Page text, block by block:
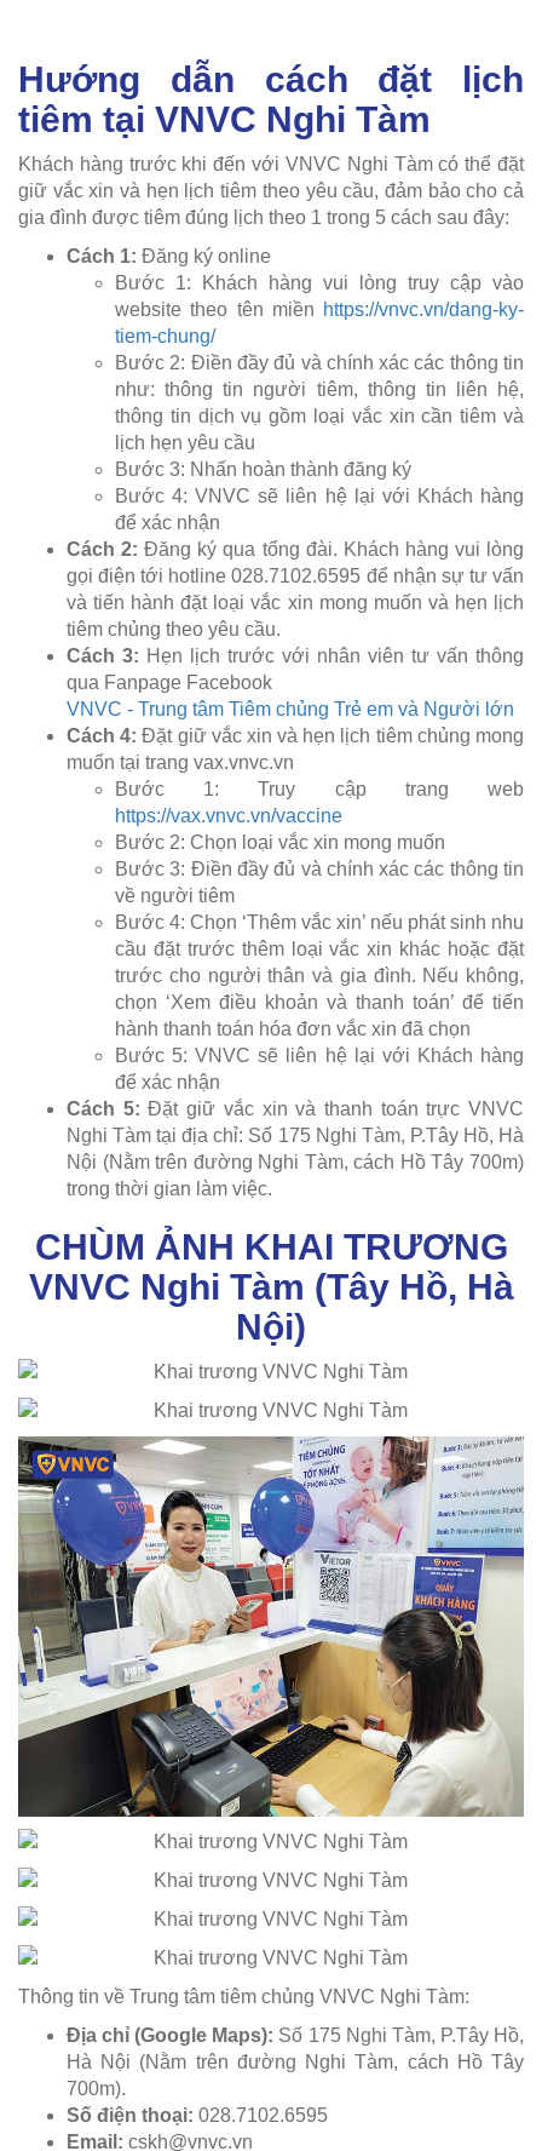
Hướng dẫn cách đặt lịch
tiêm tại VNVC Nghi Tàm
Khách hàng trước khi đến với VNVC Nghi Tàm có thể đặt
giữ vắc xin và hẹn lịch tiêm theo yêu cầu, đảm bảo cho cả
gia đình được tiêm đúng lịch theo 1 trong 5 cách sau đây:
Cách 1: Đăng ký online
Bước 1: Khách hàng vui lòng truy cập vào
website theo tên miền https://vnvc.vn/dang-ky-
tiem-chung/
Bước 2: Điền đầy đủ và chính xác các thông tin
như: thông tin người tiêm, thông tin liên hệ,
thông tin dịch vụ gồm loại vắc xin cần tiêm và
lịch hẹn yêu cầu
Bước 3: Nhấn hoàn thành đăng ký
Bước 4: VNVC sẽ liên hệ lại với Khách hàng
để xác nhận
Cách 2: Đăng ký qua tổng đài. Khách hàng vui lòng
gọi điện tới hotline 028.7102.6595 để nhận sự tư vấn
và tiến hành đặt loại vắc xin mong muốn và hẹn lịch
tiêm chủng theo yêu cầu.
Cách 3: Hẹn lịch trước với nhân viên tư vấn thông
qua Fanpage Facebook
VNVC - Trung tâm Tiêm chủng Trẻ em và Người lớn
Cách 4: Đặt giữ vắc xin và hẹn lịch tiêm chủng mong
muốn tại trang vax.vnvc.vn
Bước 1: Truy cập trang web
https://vax.vnvc.vn/vaccine
Bước 2: Chọn loại vắc xin mong muốn
Bước 3: Điền đầy đủ và chính xác các thông tin
về người tiêm
Bước 4: Chọn ‘Thêm vắc xin’ nếu phát sinh nhu
cầu đặt trước thêm loại vắc xin khác hoặc đặt
trước cho người thân và gia đình. Nếu không,
chọn ‘Xem điều khoản và thanh toán’ để tiến
hành thanh toán hóa đơn vắc xin đã chọn
Bước 5: VNVC sẽ liên hệ lại với Khách hàng
để xác nhận
Cách 5: Đặt giữ vắc xin và thanh toán trực VNVC
Nghi Tàm tại địa chỉ: Số 175 Nghi Tàm, P.Tây Hồ, Hà
Nội (Nằm trên đường Nghi Tàm, cách Hồ Tây 700m)
trong thời gian làm việc.
CHÙM ẢNH KHAI TRƯƠNG
VNVC Nghi Tàm (Tây Hồ, Hà
Nội)
Thông tin về Trung tâm tiêm chủng VNVC Nghi Tàm:
Địa chỉ (Google Maps): Số 175 Nghi Tàm, P.Tây Hồ,
Hà Nội (Nằm trên đường Nghi Tàm, cách Hồ Tây
700m).
Số điện thoại: 028.7102.6595
Email: cskh@vnvc.vn